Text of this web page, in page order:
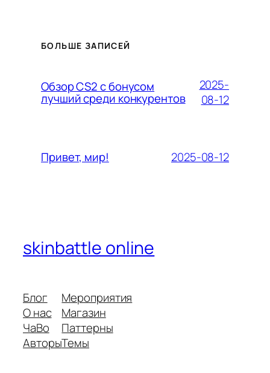
БОЛЬШЕ ЗАПИСЕЙ
Обзор CS2 с бонусом
лучший среди конкурентов
2025-
08-12
Привет, мир! 2025-08-12
skinbattle online
Блог
О нас
ЧаВо
Авторы
Мероприятия
Магазин
Паттерны
Темы